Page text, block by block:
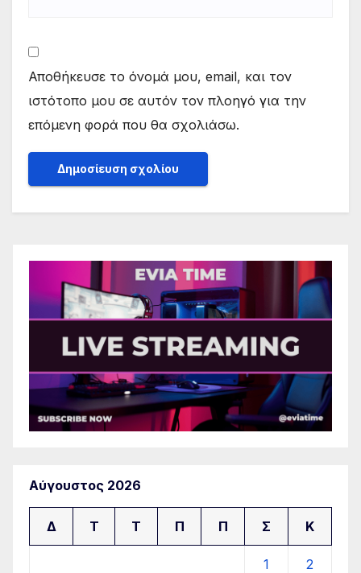
Αποθήκευσε το όνομά μου, email, και τον
ιστότοπο μου σε αυτόν τον πλοηγό για την
επόμενη φορά που θα σχολιάσω.
Αύγουστος 2026
Δ Τ Τ Π Π Σ Κ
1 2